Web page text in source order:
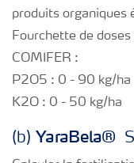
produits organiques
Fourchette de
COMIFER :
P2O5 : 0 - 90 kg/ha
K2O : 0 - 50 kg/ha
(b) YaraBela®